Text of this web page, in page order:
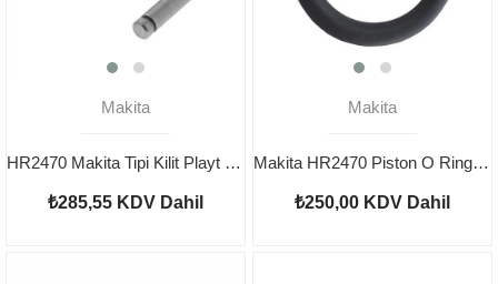
Makita
HR2470 Makita Tipi Kilit Playt 163430-7
₺285,55 KDV Dahil
Makita
Makita HR2470 Piston O Ring 213227-5
₺250,00 KDV Dahil